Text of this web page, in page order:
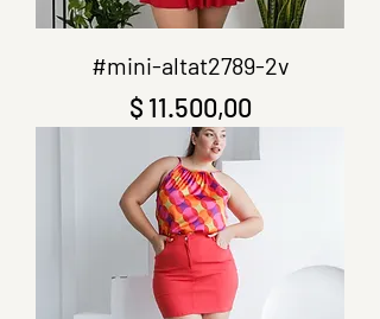
#mini-altat2789-2v
Precio
$ 11.500,00